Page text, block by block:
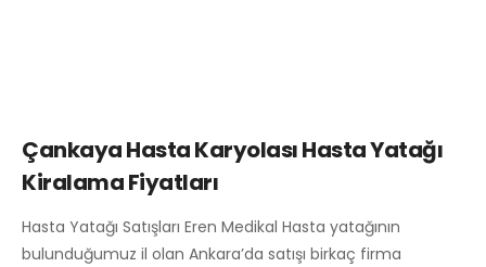
Çankaya Hasta Karyolası Hasta Yatağı
Kiralama Fiyatları
Hasta Yatağı Satışları Eren Medikal Hasta yatağının
bulunduğumuz il olan Ankara’da satışı birkaç firma